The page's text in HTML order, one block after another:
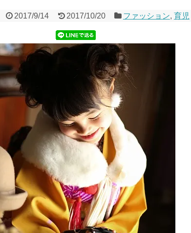
2017/9/14 2017/10/20 ファッション, 育児